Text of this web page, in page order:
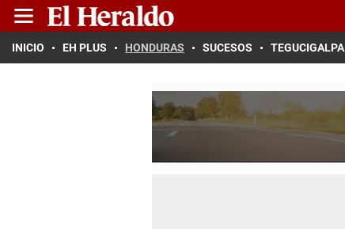
INICIO EH PLUS HONDURAS SUCESOS TEGUCIGALPA